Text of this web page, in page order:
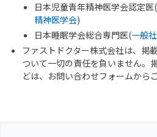
日本児童青年精神医学会認定医(
精神医学会)
日本睡眠学会総合専門医(一般
ファストドクター株式会社は、掲
ついて一切の責任を負いません。
どは、お問い合わせフォームから